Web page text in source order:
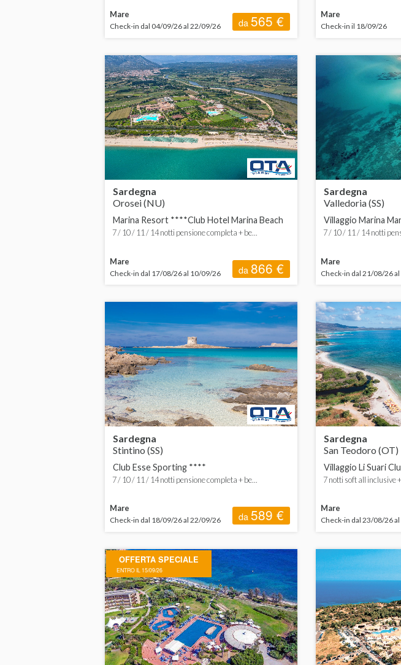
Mare
Check-in dal 04/09/26 al 22/09/26 da565 € Mare
Check-in il 18/09/26
Sardegna
Orosei (NU)
Marina Resort ****Club Hotel Marina Beach
7 / 10 / 11 / 14 notti pensione completa + be...
Mare
Check-in dal 17/08/26 al 10/09/26 da866 €
Sardegna
Valledoria (SS)
Villaggio Marina
7 / 10 / 11 / 14 notti
Mare
Check-in dal 21/08/26
Sardegna
Stintino (SS)
Club Esse Sporting ****
7 / 10 / 11 / 14 notti pensione completa + be...
Mare
Check-in dal 18/09/26 al 22/09/26 da589 €
Sardegna
San Teodoro (OT)
Villaggio Li Suari
7 notti soft all inclusive
Mare
Check-in dal 23/08/26
OFFERTA SPECIALE
ENTRO IL 15/09/26